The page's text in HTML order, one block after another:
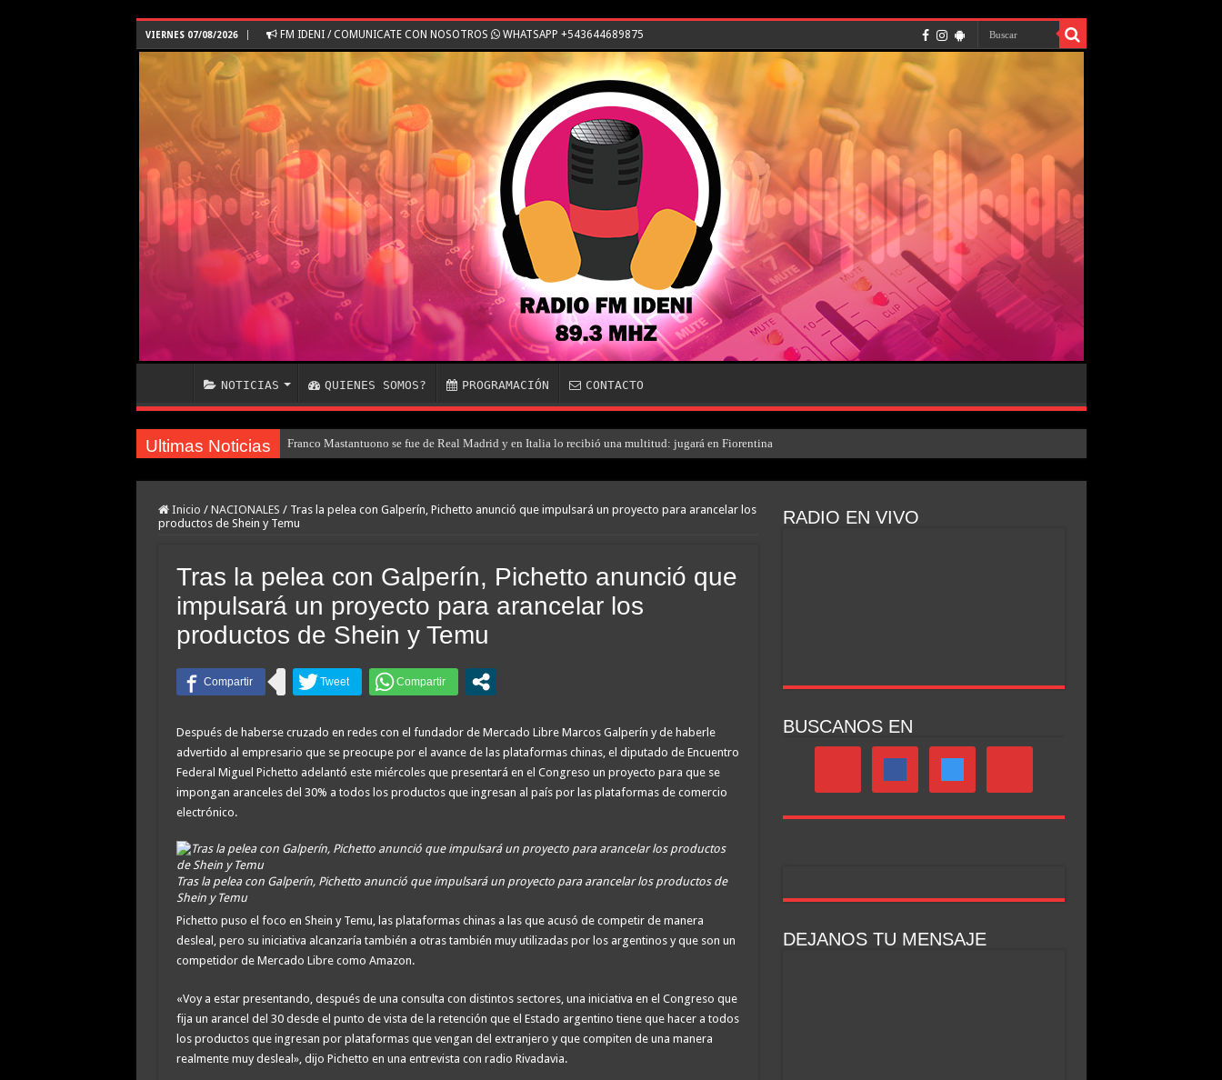
VIERNES 07/08/2026 FM IDENI / COMUNICATE CON NOSOTROS WHATSAPP +543644689875
NOTICIAS QUIENES SOMOS? PROGRAMACIÓN CONTACTO
Ultimas Noticias Franco Mastantuono se fue de Real Madrid y en Italia lo recibió una multitud: jugará en Fiorentina
Inicio / NACIONALES / Tras la pelea con Galperín, Pichetto anunció que impulsará un proyecto para arancelar los
productos de Shein y Temu
Tras la pelea con Galperín, Pichetto anunció que
impulsará un proyecto para arancelar los
productos de Shein y Temu
Después de haberse cruzado en redes con el fundador de Mercado Libre Marcos Galperín y de haberle
advertido al empresario que se preocupe por el avance de las plataformas chinas, el diputado de Encuentro
Federal Miguel Pichetto adelantó este miércoles que presentará en el Congreso un proyecto para que se
impongan aranceles del 30% a todos los productos que ingresan al país por las plataformas de comercio
electrónico.
Tras la pelea con Galperín, Pichetto anunció que impulsará un proyecto para arancelar los productos de
Shein y Temu
Pichetto puso el foco en Shein y Temu, las plataformas chinas a las que acusó de competir de manera
desleal, pero su iniciativa alcanzaría también a otras también muy utilizadas por los argentinos y que son un
competidor de Mercado Libre como Amazon.
«Voy a estar presentando, después de una consulta con distintos sectores, una iniciativa en el Congreso que
fija un arancel del 30 desde el punto de vista de la retención que el Estado argentino tiene que hacer a todos
los productos que ingresan por plataformas que vengan del extranjero y que compiten de una manera
realmente muy desleal», dijo Pichetto en una entrevista con radio Rivadavia.
RADIO EN VIVO
BUSCANOS EN
DEJANOS TU MENSAJE